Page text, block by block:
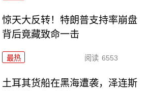
惊天大反转！特朗普支持率崩盘
背后竟藏致命一击
最热 阅读 6553
土耳其货船在黑海遭袭，泽连斯